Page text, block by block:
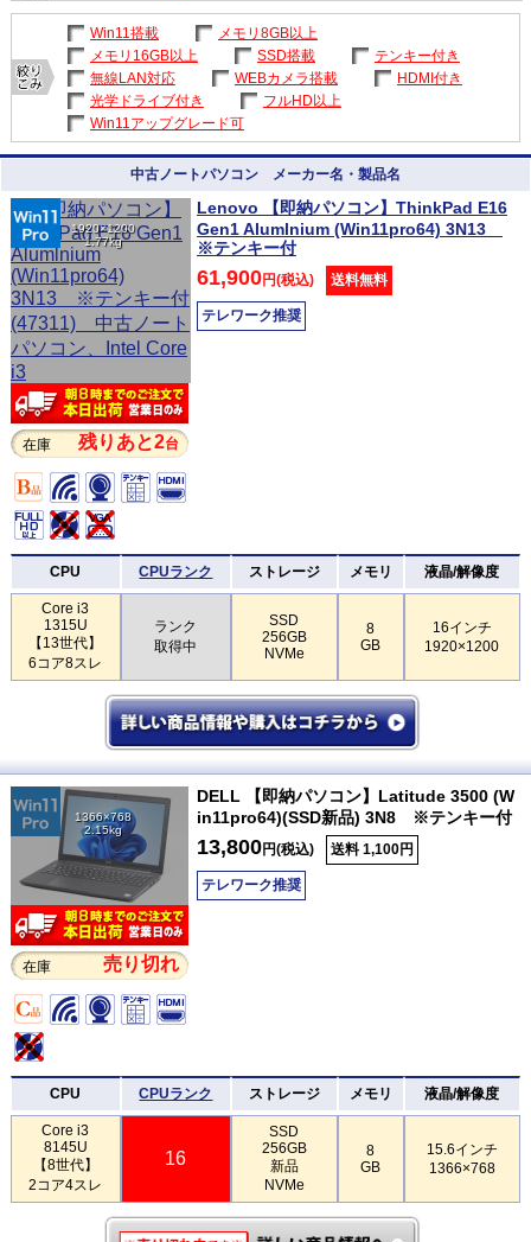
Win11搭載
メモリ8GB以上
メモリ16GB以上
SSD搭載
テンキー付き
無線LAN対応
WEBカメラ搭載
HDMI付き
光学ドライブ付き
フルHD以上
Win11アップグレード可
中古ノートパソコン メーカー名・製品名
1920×1200
1.77kg
在庫 残りあと2台
Lenovo 【即納パソコン】ThinkPad E16
Gen1 Alumlnium (Win11pro64) 3N13
※テンキー付
61,900円(税込) 送料無料
テレワーク推奨
CPU CPUランク ストレージ メモリ 液晶/解像度
Core i3
1315U
【13世代】
6コア8スレ
ランク
取得中
SSD
256GB
NVMe
8
GB
16インチ
1920×1200
1366×768
2.15kg
在庫 売り切れ
DELL 【即納パソコン】Latitude 3500 (W
in11pro64)(SSD新品) 3N8 ※テンキー付
13,800円(税込) 送料 1,100円
テレワーク推奨
CPU CPUランク ストレージ メモリ 液晶/解像度
Core i3
8145U
【8世代】
2コア4スレ
16
SSD
256GB
新品
NVMe
8
GB
15.6インチ
1366×768